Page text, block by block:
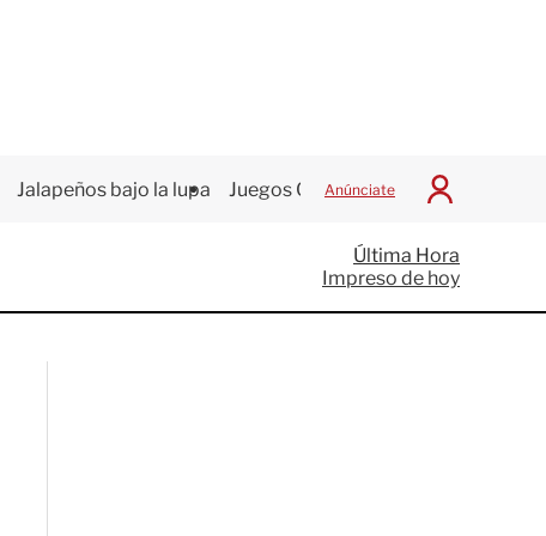
Jalapeños bajo la lupa Juegos Centroamericanos
Anúnciate
I
c
i
a
Última Hora
Impreso de hoy